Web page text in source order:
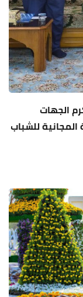
الجهات
للشباب